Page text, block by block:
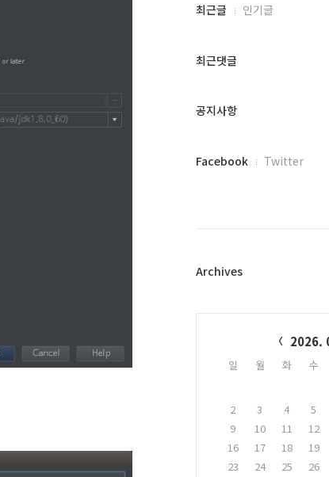
최
과
글
최근글 인기글
최근댓글
공지사항
페
플
Facebook Twitter
Archives
2026.
일 월 화 수
2
3 4 5
9
10 11 12
16
17 18 19
23
24 25 26